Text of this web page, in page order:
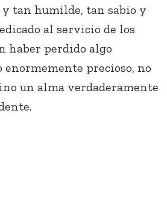
tan humilde, tan sabio y
al servicio de los
haber perdido algo
precioso, no
un alma verdaderamente